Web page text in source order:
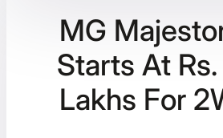
MG
Starts At
Lakhs For